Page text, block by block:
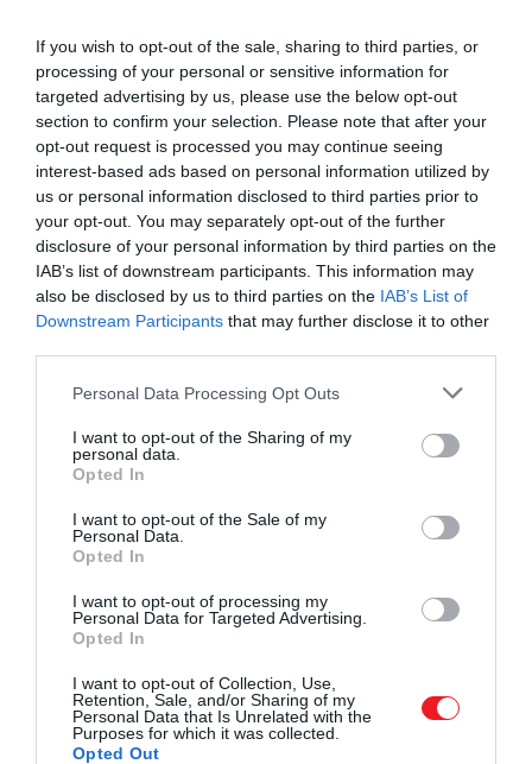
If you wish to opt-out of the sale, sharing to third parties, or
processing of your personal or sensitive information for
targeted advertising by us, please use the below opt-out
section to confirm your selection. Please note that after your
opt-out request is processed you may continue seeing
interest-based ads based on personal information utilized by
us or personal information disclosed to third parties prior to
your opt-out. You may separately opt-out of the further
disclosure of your personal information by third parties on the
IAB’s list of downstream participants. This information may
also be disclosed by us to third parties on the IAB’s List of
Downstream Participants that may further disclose it to other
Please note that this website/app uses one or more Google
not limited to your visit or usage behaviour. You may click to
grant or deny consent to Google and its third-party tags to
use your data for below specified purposes in below Google
consent section.
Personal Data Processing Opt Outs
I want to opt-out of the Sharing of my
personal data.
Opted In
I want to opt-out of the Sale of my
Personal Data.
Opted In
I want to opt-out of processing my
Personal Data for Targeted Advertising.
Opted In
I want to opt-out of Collection, Use,
Retention, Sale, and/or Sharing of my
Personal Data that Is Unrelated with the
Purposes for which it was collected.
Opted Out